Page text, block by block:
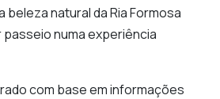
beleza natural da Ria Formosa
numa experiência
com base em informações